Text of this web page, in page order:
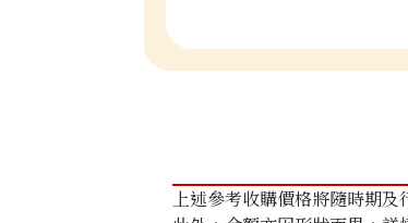
上述參考收購價格將隨時期及